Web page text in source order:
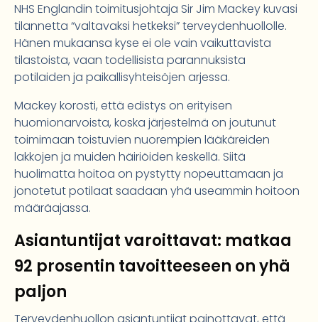
NHS Englandin toimitusjohtaja Sir Jim Mackey kuvasi
tilannetta “valtavaksi hetkeksi” terveydenhuollolle.
Hänen mukaansa kyse ei ole vain vaikuttavista
tilastoista, vaan todellisista parannuksista
potilaiden ja paikallisyhteisöjen arjessa.
Mackey korosti, että edistys on erityisen
huomionarvoista, koska järjestelmä on joutunut
toimimaan toistuvien nuorempien lääkäreiden
lakkojen ja muiden häiriöiden keskellä. Siitä
huolimatta hoitoa on pystytty nopeuttamaan ja
jonotetut potilaat saadaan yhä useammin hoitoon
määräajassa.
Asiantuntijat varoittavat: matkaa
92 prosentin tavoitteeseen on yhä
paljon